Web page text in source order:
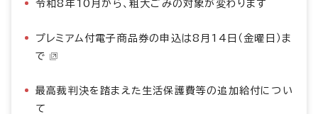
令和8年10月から、粗大ごみの対象が変わります
プレミアム付電子商品券の申込は8月14日（金曜日）ま
で
最高裁判決を踏まえた生活保護費等の追加給付につい
て